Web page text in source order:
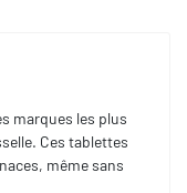
marques les plus
Ces tablettes
même sans